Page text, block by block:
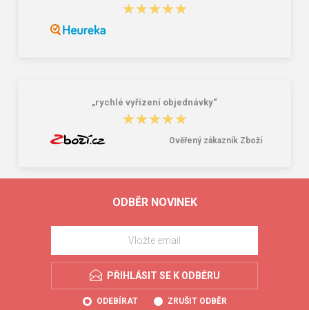
★★★★★
★★★★★
„rychlé vyřízení objednávky“
★★★★★
★★★★★
Ověřený zákazník Zboží
ODBĚR NOVINEK
PŘIHLÁSIT SE K ODBĚRU
ODEBÍRAT ZRUŠIT ODBĚR